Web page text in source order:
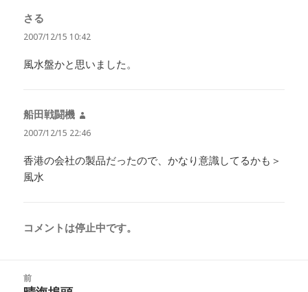
さる
り:
2007/12/15 10:42
風水盤かと思いました。
船田戦闘機
り:
2007/12/15 22:46
香港の会社の製品だったので、かなり意識してるかも＞
風水
コメントは停止中です。
前